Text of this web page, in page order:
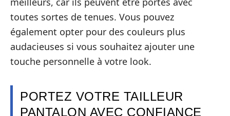
toutes sortes de tenues. Vous pouvez
également opter pour des couleurs plus
audacieuses si vous souhaitez ajouter une
touche personnelle à votre look.
PORTEZ VOTRE TAILLEUR
PANTALON AVEC CONFIANCE